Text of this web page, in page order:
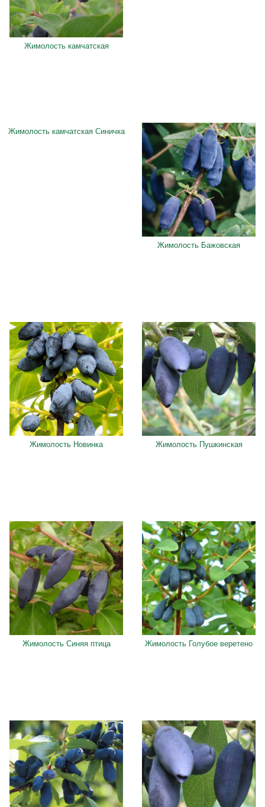
Жимолость камчатская
Жимолость камчатская Синичка
Жимолость Бажовская
Жимолость Новинка Жимолость Пушкинская
Жимолость Синяя птица Жимолость Голубое веретено